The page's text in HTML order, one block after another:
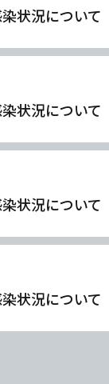
状況について
状況について
状況について
状況について